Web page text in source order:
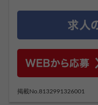
掲載No.8132991326001